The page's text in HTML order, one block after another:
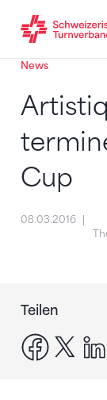
Zum Inhalt
Zur Sitemap
ZumNews
Cup
08.03.2016
Teilen
facebook
x